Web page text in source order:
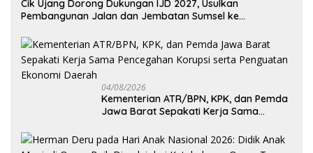
Cik Ujang Dorong Dukungan IJD 2027, Usulkan
Pembangunan Jalan dan Jembatan Sumsel ke
04/08/2026
Kementerian ATR/BPN, KPK, dan Pemda
Jawa Barat Sepakati Kerja Sama
Ekonomi Daerah